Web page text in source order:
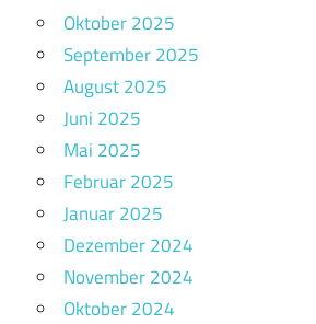
Oktober 2025
September 2025
August 2025
Juni 2025
Mai 2025
Februar 2025
Januar 2025
Dezember 2024
November 2024
Oktober 2024